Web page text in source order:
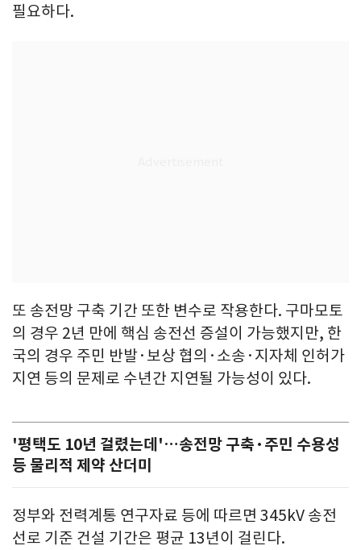
필요하다.
또 송전망 구축 기간 또한 변수로 작용한다. 구마모토
의 경우 2년 만에 핵심 송전선 증설이 가능했지만, 한
국의 경우 주민 반발·보상 협의·소송·지자체 인허가
지연 등의 문제로 수년간 지연될 가능성이 있다.
'평택도 10년 걸렸는데'…송전망 구축·주민 수용성
등 물리적 제약 산더미
정부와 전력계통 연구자료 등에 따르면 345kV 송전
선로 기준 건설 기간은 평균 13년이 걸린다.